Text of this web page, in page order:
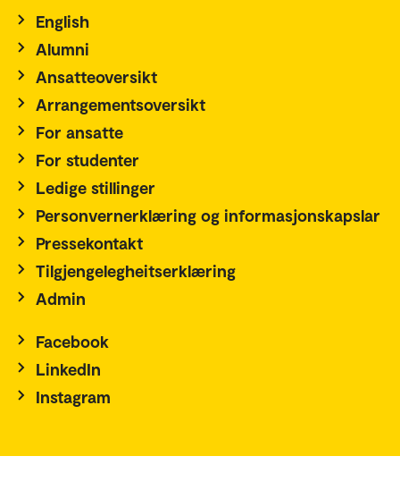
English
Alumni
Ansatteoversikt
Arrangementsoversikt
For ansatte
For studenter
Ledige stillinger
Personvernerklæring og informasjonskapslar
Pressekontakt
Tilgjengelegheitserklæring
Admin
Facebook
LinkedIn
Instagram